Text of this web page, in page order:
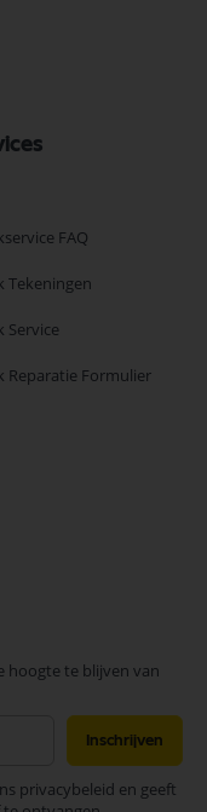
FAQ
Tekeningen
Service
Reparatie Formulier
hoogte te blijven van
Inschrijven
privacybeleid en geeft